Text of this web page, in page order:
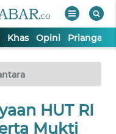
Khas Opini Priangan
HUT RI
Mukti